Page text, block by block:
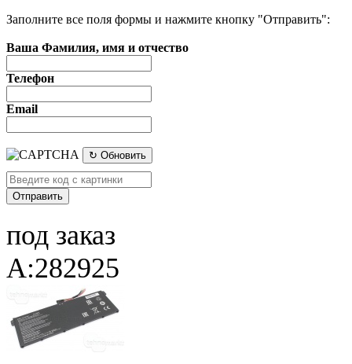
Заполните все поля формы и нажмите кнопку "Отправить":
Ваша Фамилия, имя и отчество
Телефон
Email
↻ Обновить
под заказ
A:282925